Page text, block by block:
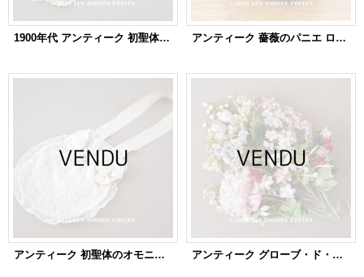
1900年代 アンティーク 初聖体のオモニエール ピンクベージュのリボン＆レース アンティーク 薔薇のパニエ ローズパニエ
アンティーク 初聖体のオモニエール 淡いピンクのシルクリボン & 花模様のホワイトワーク(手刺繍) アンティーク グローブ・ド・マリエのブーケ 薔薇